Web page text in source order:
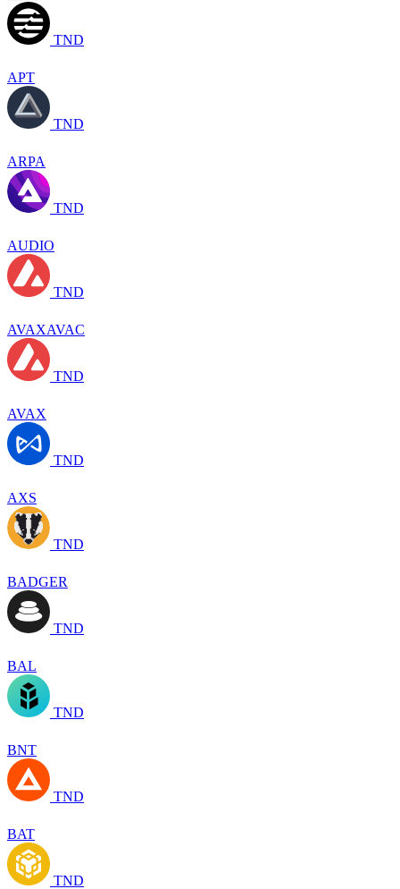
TND
APT
TND
ARPA
TND
AUDIO
TND
AVAXAVAC
TND
AVAX
TND
AXS
TND
BADGER
TND
BAL
TND
BNT
TND
BAT
TND